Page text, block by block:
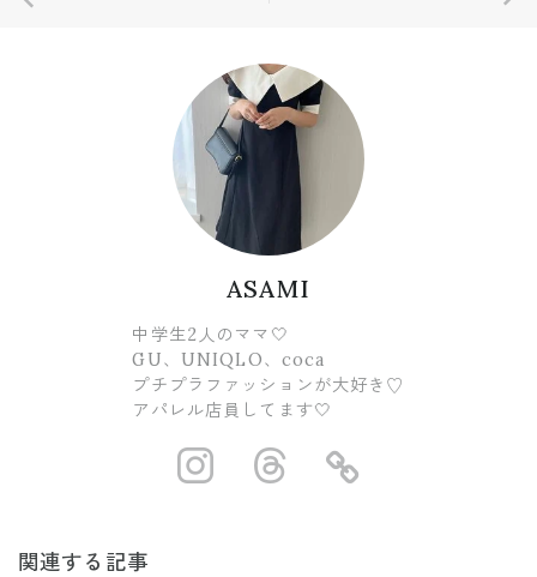
ASAMI
中学生2人のママ🤍
GU、UNIQLO、coca
プチプラファッションが大好き♡
アパレル店員してます🤍
https://https://
関連する記事